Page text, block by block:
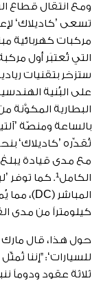
ومع انتقال قطاع
تسعى ’كاديلاك‘
مركبات كهربائية
التي تُعتبَر أول
ستزخر بتقنيات
على البُنية
بالساعة ومنصّة
الكامل¹. كما
كيلومتراً من مدى
حول هذا، قال مارك
للسيارات‘: "إننا
ثلاثة عقود ودوماً